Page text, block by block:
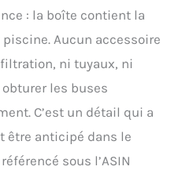
: la boîte contient la
Aucun accessoire
ni tuyaux, ni
les buses
C’est un détail qui a
être anticipé dans le
sous l’ASIN